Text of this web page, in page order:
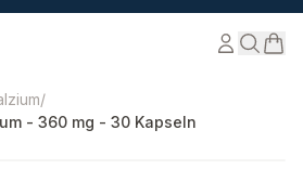
AB.Alle Rechte vorbehalten.
/
- 360 mg - 30 Kapseln